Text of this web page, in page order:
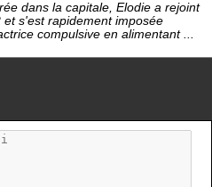
dans la capitale, Elodie a rejoint
et s'est rapidement imposée
compulsive en alimentant ...